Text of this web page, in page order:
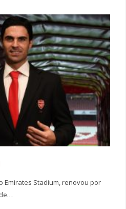
Emirates Stadium, renovou por